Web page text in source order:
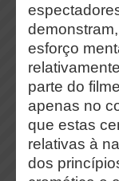
esforço
parte do
apenas no
que estas
relativas à
dos